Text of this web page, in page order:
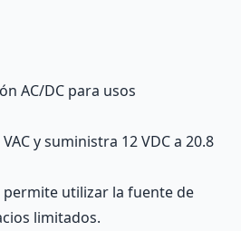
AC/DC para usos
y suministra 12 VDC a 20.8
utilizar la fuente de
limitados.